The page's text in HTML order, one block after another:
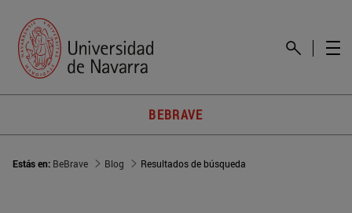
BEBRAVE
Estás en: BeBrave Blog Resultados de búsqueda